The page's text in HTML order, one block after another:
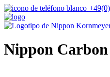
Nippon Carbon